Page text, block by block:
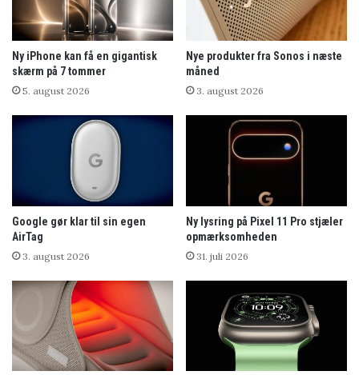
Ny iPhone kan få en gigantisk
skærm på 7 tommer
5. august 2026
Nye produkter fra Sonos i næste
måned
3. august 2026
Google gør klar til sin egen
AirTag
3. august 2026
Ny lysring på Pixel 11 Pro stjæler
opmærksomheden
31. juli 2026